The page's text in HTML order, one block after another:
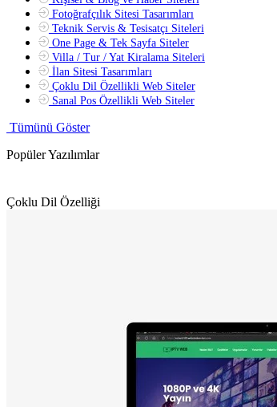
Fotoğrafçılık Sitesi Tasarımları
Teknik Servis & Tesisatçı Siteleri
One Page & Tek Sayfa Siteler
Villa / Tur / Yat Kiralama Siteleri
İlan Sitesi Tasarımları
Çoklu Dil Özellikli Web Siteler
Sanal Pos Özellikli Web Siteler
Tümünü Göster
Popüler Yazılımlar
Çoklu Dil Özelliği